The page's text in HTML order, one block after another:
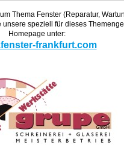
Thema Fenster (Reparatur,
speziell für dieses
Homepage unter:
frankfurt.com